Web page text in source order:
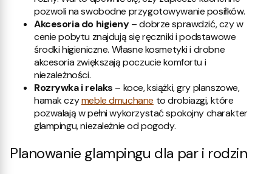
pozwoli na swobodne przygotowywanie posiłków.
Akcesoria do higieny– dobrze sprawdzić, czy w
cenie pobytu znajdują się ręczniki i podstawowe
środki higieniczne. Własne kosmetyki i drobne
akcesoria zwiększają poczucie komfortu i
niezależności.
Rozrywka i relaks – koce, książki, gry planszowe,
hamak czymeble dmuchane to drobiazgi, które
pozwalają w pełni wykorzystać spokojny charakter
glampingu, niezależnie od pogody.
Planowanie glampingu dla par i rodzin